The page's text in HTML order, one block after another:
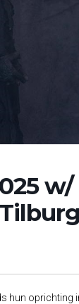
w/
hun oprichting